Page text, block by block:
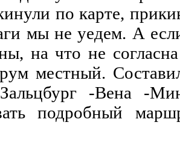
по карте,
мы не уедем. А
, на что не согласна
местный.
Зальцбург -Вена
-
подробный